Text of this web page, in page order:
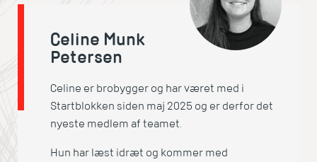
Celine Munk
Petersen
Celine er brobygger og har været med i
Startblokken siden maj 2025 og er derfor det
nyeste medlem af teamet.
Hun har læst idræt og kommer med